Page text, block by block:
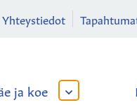
Yhteystiedot
ja koe
AVAA